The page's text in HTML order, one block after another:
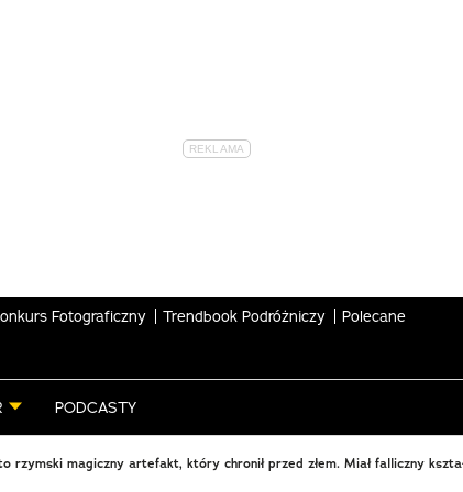
Fotograficzny Trendbook Podróżniczy Polecane
PODCASTY
rzymski magiczny artefakt, który chronił przed złem. Miał falliczny